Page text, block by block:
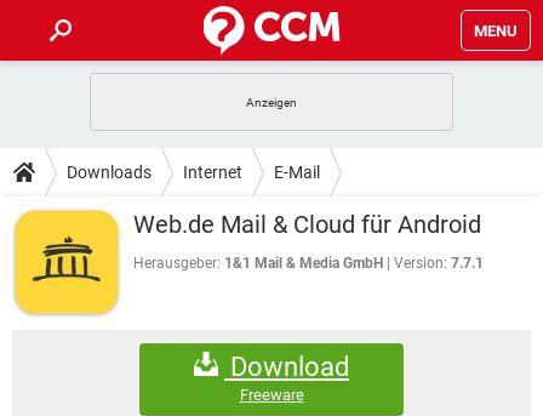
MENU
ANDROID IOS
WINDOWS 10 INSTAGRAM
WHATSAPP TIKTOK
TIPPS & TRICKS
SPIELE STREAMING
ANDROID
WINDOWS 10
HARDWARE
DOWNLOADS
SPIELE STREAMING
INSTAGRAM
TIKTOK
FORUM
IOS
INSTAGRAM
STREAMING
Downloads Internet E-Mail
Web.de Mail & Cloud für Android
Herausgeber: 1&1 Mail & Media GmbH Version: 7.7.1
Download
Freeware